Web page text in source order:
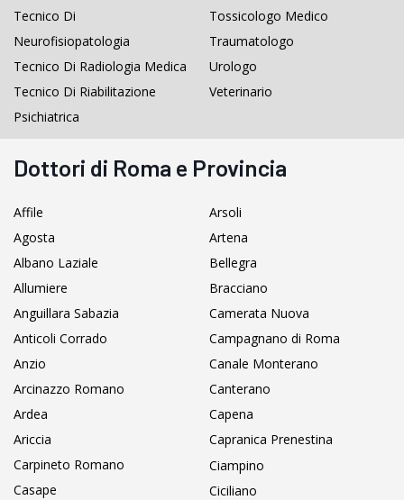
Tecnico Di
Neurofisiopatologia
Tecnico Di Radiologia Medica
Tecnico Di Riabilitazione
Psichiatrica
Tossicologo Medico
Traumatologo
Urologo
Veterinario
Dottori di Roma e Provincia
Affile
Agosta
Albano Laziale
Allumiere
Anguillara Sabazia
Anticoli Corrado
Anzio
Arcinazzo Romano
Ardea
Ariccia
Arsoli
Artena
Bellegra
Bracciano
Camerata Nuova
Campagnano di Roma
Canale Monterano
Canterano
Capena
Capranica Prenestina
Carpineto Romano
Casape
Ciampino
Ciciliano